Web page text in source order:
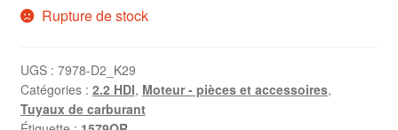
Rupture de stock
UGS : 7978-D2_K29
Catégories : 2.2 HDI, Moteur - pièces et accessoires,
Tuyaux de carburant